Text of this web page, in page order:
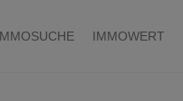
IMMOWERT